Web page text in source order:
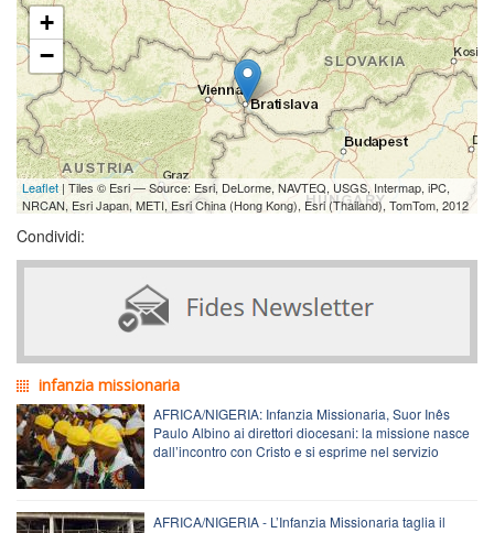
+
−
Leaflet | Tiles © Esri — Source: Esri, DeLorme, NAVTEQ, USGS, Intermap, iPC,
NRCAN, Esri Japan, METI, Esri China (Hong Kong), Esri (Thailand), TomTom, 2012
Condividi:
infanzia missionaria
AFRICA/NIGERIA: Infanzia Missionaria, Suor Inês
Paulo Albino ai direttori diocesani: la missione nasce
dall’incontro con Cristo e si esprime nel servizio
AFRICA/NIGERIA - L’Infanzia Missionaria taglia il